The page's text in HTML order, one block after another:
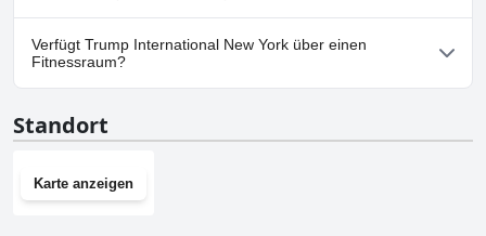
Ja, Parkmöglichkeiten sind im Trump International New York
vorhanden.
Verfügt Trump International New York über einen
Fitnessraum?
Standort
Karte anzeigen